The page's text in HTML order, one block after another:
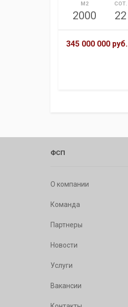
М2
2000
СОТ.
22
345 000 000 руб.
ФСП
О компании
Команда
Партнеры
Новости
Услуги
Вакансии